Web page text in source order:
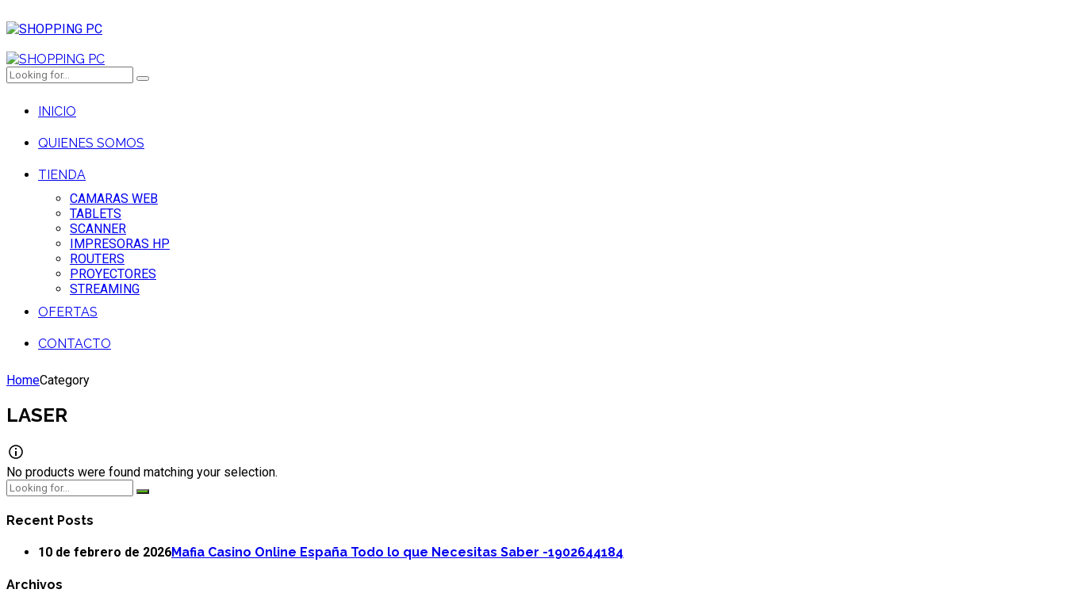
INICIO
QUIENES SOMOS
TIENDA
CAMARAS WEB
TABLETS
SCANNER
IMPRESORAS HP
ROUTERS
PROYECTORES
STREAMING
OFERTAS
CONTACTO
HomeCategory
LASER
No products were found matching your selection.
Recent Posts
10 de febrero de 2026Mafia Casino Online España Todo lo que Necesitas Saber -1902644184
Archivos